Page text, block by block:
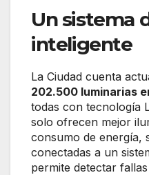
Un sistema
inteligente
La Ciudad cuenta
202.500 luminarias
todas con tecnología
solo ofrecen mejor
consumo de energía,
conectadas a un
permite detectar